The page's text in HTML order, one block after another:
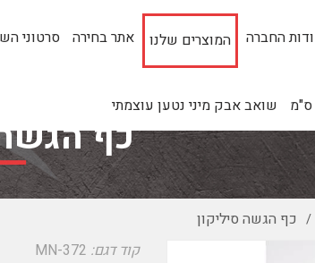
החברה המוצרים שלנו אתר בחירה סרטוני
שואב אבק מיני נטען עוצמתי
כף
/ כף הגשה סיליקון
קוד דגם: MN-372